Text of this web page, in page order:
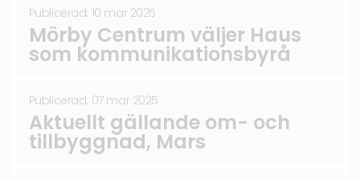
Publicerad: 10 mar 2025
Mörby Centrum väljer Haus
som kommunikationsbyrå
Publicerad: 07 mar 2025
Aktuellt gällande om- och
tillbyggnad, Mars